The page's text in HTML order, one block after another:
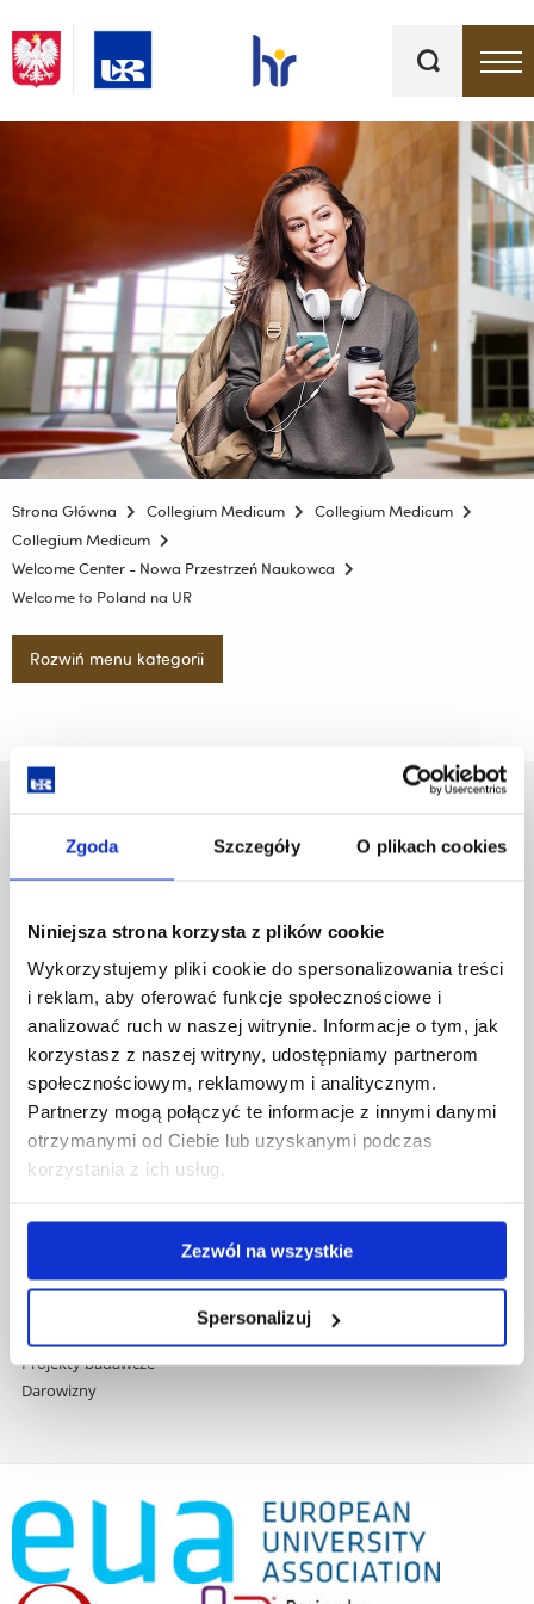
Zgoda Szczegóły O plikach cookies
Niniejsza strona korzysta z plików cookie
Wykorzystujemy pliki cookie do spersonalizowania treści
i reklam, aby oferować funkcje społecznościowe i
analizować ruch w naszej witrynie. Informacje o tym, jak
korzystasz z naszej witryny, udostępniamy partnerom
społecznościowym, reklamowym i analitycznym.
Partnerzy mogą połączyć te informacje z innymi danymi
otrzymanymi od Ciebie lub uzyskanymi podczas
korzystania z ich usług.
Zezwól na wszystkie
Spersonalizuj
kluczowe
Strona Główna Collegium Medicum
Collegium Medicum
Collegium Medicum
Welcome Center - Nowa Przestrzeń Naukowca
Welcome to Poland na UR
Rozwiń menu kategorii
Al. Tadeusza Rejtana 16C
Pomiń
nawigację
przejdź
do
treści
Polityka prywatności
Biblioteka
Wydawnictwo
Covid info
Studia podyplomowe
Praca na UR
Zamówienia publiczne
Fundusze strukturalne
Projekty współfinansowane przez UE
Wynajem sal
Dane kontaktowe
Deklaracja dostępności cyfrowej
Projekty badawcze
Darowizny